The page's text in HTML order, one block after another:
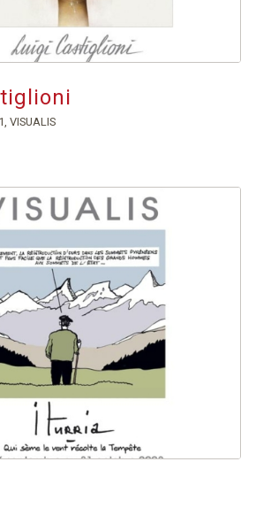
, VISUALIS